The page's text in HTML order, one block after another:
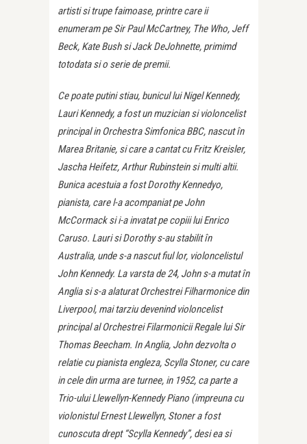
artisti si trupe faimoase, printre care ii
enumeram pe Sir Paul McCartney, The Who, Jeff
Beck, Kate Bush si Jack DeJohnette, primimd
totodata si o serie de premii.
Ce poate putini stiau, bunicul lui Nigel Kennedy,
Lauri Kennedy, a fost un muzician si violoncelist
principal in Orchestra Simfonica BBC, nascut în
Marea Britanie, si care a cantat cu Fritz Kreisler,
Jascha Heifetz, Arthur Rubinstein si multi altii.
Bunica acestuia a fost Dorothy Kennedyo,
pianista, care l-a acompaniat pe John
McCormack si i-a invatat pe copiii lui Enrico
Caruso. Lauri si Dorothy s-au stabilit în
Australia, unde s-a nascut fiul lor, violoncelistul
John Kennedy. La varsta de 24, John s-a mutat în
Anglia si s-a alaturat Orchestrei Filharmonice din
Liverpool, mai tarziu devenind violoncelist
principal al Orchestrei Filarmonicii Regale lui Sir
Thomas Beecham. In Anglia, John dezvolta o
relatie cu pianista engleza, Scylla Stoner, cu care
in cele din urma are turnee, in 1952, ca parte a
Trio-ului Llewellyn-Kennedy Piano (impreuna cu
violonistul Ernest Llewellyn, Stoner a fost
cunoscuta drept “Scylla Kennedy”, desi ea si